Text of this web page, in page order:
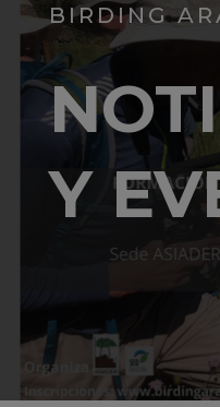
BIRDING
Y